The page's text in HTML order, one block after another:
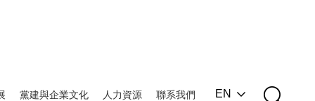
黨建與企業文化 人力資源 聯系我們 EN